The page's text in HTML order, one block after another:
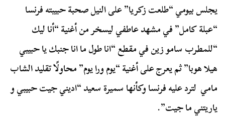
يجلس بيومي “طلعت زكريا” على النيل صحبة حبيبته فرنسا
“عبلة كامل” في مشهد عاطفي ليسخر من أغنية “أنا ليك
“للمطرب سامو زين في مقطع “انا طول ما انا جنبك يا حبيبي
هيلا هوبا” ثم يعرج على أغنية “يوم ورا يوم” محاولًا تقليد الشاب
مامي لترد عليه فرنسا وكأنها سميرة سعيد “اديني جيت حبيبي و
ياريتني ما جيت”.